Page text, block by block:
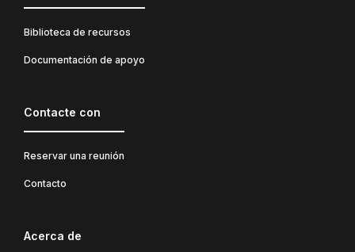
Biblioteca de recursos
Documentación de apoyo
Contacte con
Reservar una reunión
Contacto
Acerca de